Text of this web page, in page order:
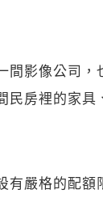
間影像公司，
民房裡的家具
有嚴格的配額